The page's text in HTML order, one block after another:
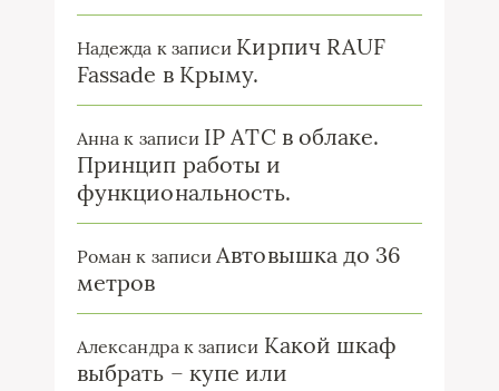
Надежда к записи Кирпич RAUF
Fassade в Крыму.
Анна к записи IP ATC в облаке.
Принцип работы и
функциональность.
Роман к записиАвтовышка до 36
метров
Александрак записи Какой шкаф
выбрать – купе или